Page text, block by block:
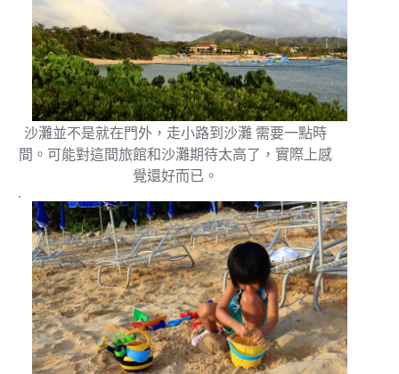
沙灘並不是就在門外，走小路到沙灘 需要一點時
間。可能對這間旅館和沙灘期待太高了，實際上感
覺還好而已。
.